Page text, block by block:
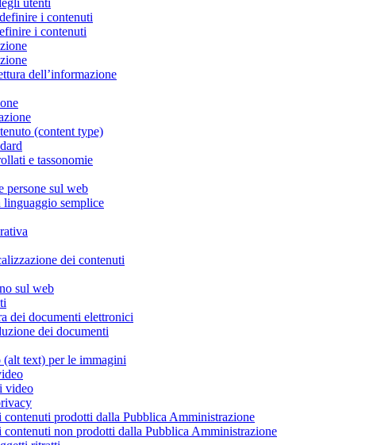
utenti
i contenuti
i contenuti
dell’informazione
(content type)
e tassonomie
persone sul web
semplice
dei contenuti
sul web
dei documenti elettronici
dei documenti
text) per le immagini
video
prodotti dalla Pubblica Amministrazione
non prodotti dalla Pubblica Amministrazione